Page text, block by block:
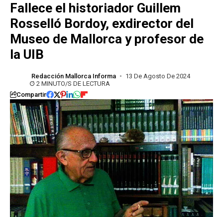
Fallece el historiador Guillem
Rosselló Bordoy, exdirector del
Museo de Mallorca y profesor de
la UIB
Redacción Mallorca Informa
13 De Agosto De 2024
2 MINUTO/S DE LECTURA
Compartir